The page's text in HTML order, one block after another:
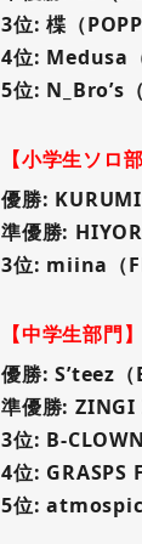
3位: 楪（
4位: Medusa
5位: N_Bro’s
【小学生ソロ部
優勝: KURUMI
準優勝:
3位: miina（
【中学生部門】
優勝: S’teez
準優勝: ZINGI
3位: B-
4位: GRASPS
5位: